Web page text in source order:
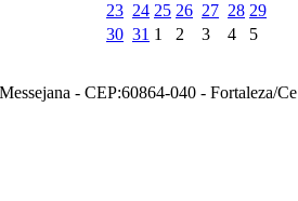
23 24 25 26 27 28 29
30 31 1 2 3 4 5
- CEP:60864-040 - Fortaleza/Ce